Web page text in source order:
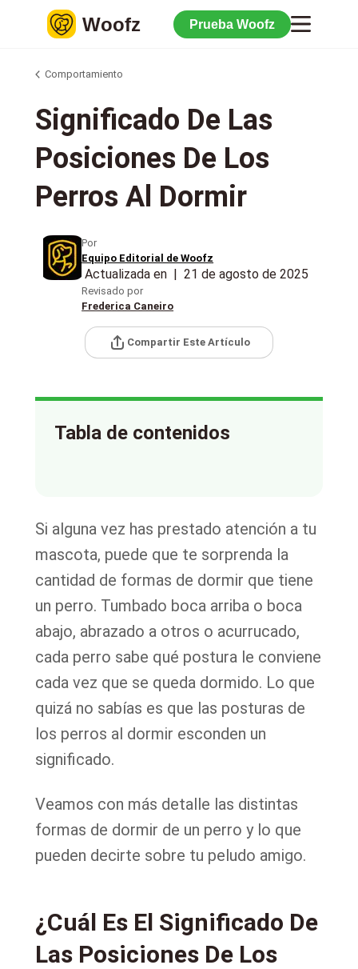
Woofz Prueba Woofz
Comportamiento
Significado De Las
Posiciones De Los
Perros Al Dormir
Por
Equipo Editorial de Woofz
Actualizada en |21 de agosto de 2025
Revisado por
Frederica Caneiro
Compartir Este Artículo
Tabla de contenidos
Si alguna vez has prestado atención a tu
mascota, puede que te sorprenda la
cantidad de formas de dormir que tiene
un perro. Tumbado boca arriba o boca
abajo, abrazado a otros o acurrucado,
cada perro sabe qué postura le conviene
cada vez que se queda dormido. Lo que
quizá no sabías es que las posturas de
los perros al dormir esconden un
significado.
Veamos con más detalle las distintas
formas de dormir de un perro y lo que
pueden decirte sobre tu peludo amigo.
¿Cuál Es El Significado De
Las Posiciones De Los